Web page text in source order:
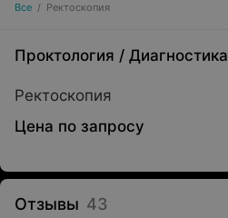
Все / Ректоскопия
Проктология / Диагностика
Ректоскопия
Цена по запросу
Отзывы 43